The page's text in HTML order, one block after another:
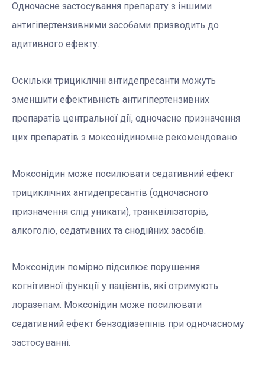
Одночасне застосування препарату з іншими
антигіпертензивними засобами призводить до
адитивного ефекту.
Оскільки трициклічні антидепресанти можуть
зменшити ефективність антигіпертензивних
препаратів центральної дії, одночасне призначення
цих препаратів з моксонідиномне рекомендовано.
Моксонідин може посилювати седативний ефект
трициклічних антидепресантів (одночасного
призначення слід уникати), транквілізаторів,
алкоголю, седативних та снодійних засобів.
Моксонідин помірно підсилює порушення
когнітивної функції у пацієнтів, які отримують
лоразепам. Моксонідин може посилювати
седативний ефект бензодіазепінів при одночасному
застосуванні.